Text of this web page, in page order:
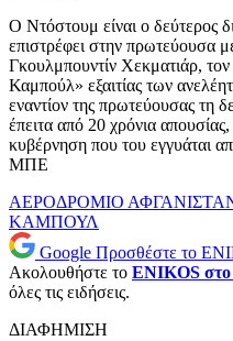
Ο Ντόστουμ είναι ο δεύτερος
επιστρέφει στην πρωτεύουσα
Γκουλμπουντίν Χεκματιάρ,
Καμπούλ» εξαιτίας των
εναντίον της πρωτεύουσας τη
έπειτα από 20 χρόνια
κυβέρνηση που του εγγυάται
ΜΠΕ
ΑΕΡΟΔΡΟΜΙΟ
ΚΑΜΠΟΥΛ
Google Προσθέστε το
Ακολουθήστε το ENIKOS στο
όλες τις ειδήσεις.
ΔΙΑΦΗΜΙΣΗ